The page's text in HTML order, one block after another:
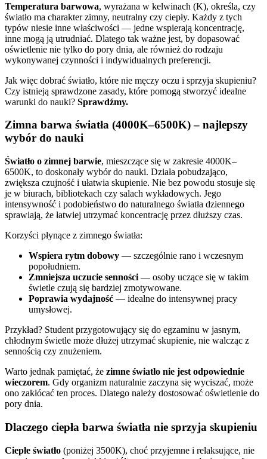
Temperatura barwowa, wyrażana w kelwinach (K), określa, czy
światło ma charakter zimny, neutralny czy ciepły. Każdy z tych
typów niesie inne właściwości — jedne wspierają koncentrację,
inne mogą ją utrudniać. Dlatego tak ważne jest, by dopasować
oświetlenie nie tylko do pory dnia, ale również do rodzaju
wykonywanej czynności i indywidualnych preferencji.
Jak więc dobrać światło, które nie męczy oczu i sprzyja skupieniu?
Czy istnieją sprawdzone zasady, które pomogą stworzyć idealne
warunki do nauki? Sprawdźmy.
Zimna barwa światła (4000K–6500K) – najlepszy
wybór do nauki
Światło o zimnej barwie, mieszczące się w zakresie 4000K–
6500K, to doskonały wybór do nauki. Działa pobudzająco,
zwiększa czujność i ułatwia skupienie. Nie bez powodu stosuje się
je w biurach, bibliotekach czy salach wykładowych. Jego
intensywność i podobieństwo do naturalnego światła dziennego
sprawiają, że łatwiej utrzymać koncentrację przez dłuższy czas.
Korzyści płynące z zimnego światła:
Wspiera rytm dobowy — szczególnie rano i wczesnym
popołudniem.
Zmniejsza uczucie senności — osoby uczące się w takim
świetle czują się bardziej zmotywowane.
Poprawia wydajność — idealne do intensywnej pracy
umysłowej.
Przykład? Student przygotowujący się do egzaminu w jasnym,
chłodnym świetle może dłużej utrzymać skupienie, nie walcząc z
sennością czy znużeniem.
Warto jednak pamiętać, że zimne światło nie jest odpowiednie
wieczorem. Gdy organizm naturalnie zaczyna się wyciszać, może
ono zakłócać ten proces. Dlatego należy dostosować oświetlenie do
pory dnia.
Dlaczego ciepła barwa światła nie sprzyja skupieniu
Ciepłe światło (poniżej 3500K), choć przyjemne i relaksujące, nie